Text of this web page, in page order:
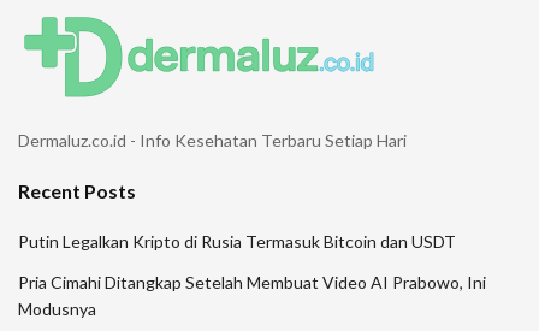
Dermaluz.co.id - Info Kesehatan Terbaru Setiap Hari
Recent Posts
Putin Legalkan Kripto di Rusia Termasuk Bitcoin dan USDT
Pria Cimahi Ditangkap Setelah Membuat Video AI Prabowo, Ini
Modusnya